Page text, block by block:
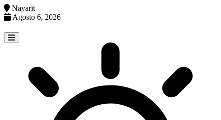
Nayarit
Agosto 6, 2026
to
content